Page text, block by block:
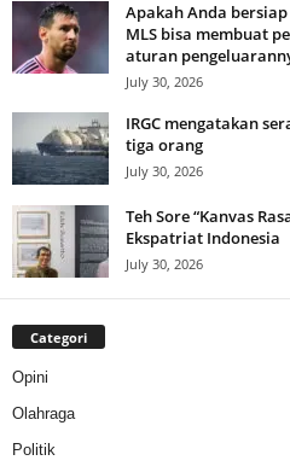
Apakah Anda
MLS bisa membuat
aturan
July 30, 2026
IRGC mengatakan
tiga orang
July 30, 2026
Teh Sore “Kanvas
Ekspatriat Indonesia
July 30, 2026
Categori
Opini
Olahraga
Politik